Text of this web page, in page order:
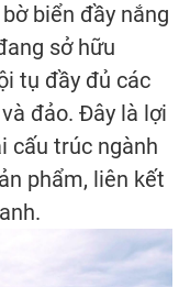
biển đầy nắng
sở hữu
tụ đầy đủ các
đảo. Đây là lợi
cấu trúc ngành
phẩm, liên kết